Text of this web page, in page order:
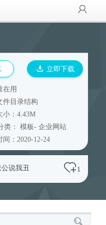
立即下载
在用
件目录结构
小：4.43M
类： 模板- 企业网站
间：2020-12-24
公说我丑 1